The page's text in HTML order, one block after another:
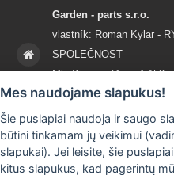
Garden - parts s.r.o.
vlastník: Roman Kylar -
SPOLEČNOST
Mladějov na Moravě 153
56935 Mladějov na Moravě
+420 777 96 96 03
info@garden-parts.cz
Mes naudojame slapukus!
Šie puslapiai naudoja ir saugo
būtini tinkamam jų veikimui
slapukai). Jei leisite, šie
kitus slapukus, kad pagerintų